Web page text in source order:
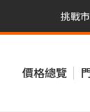
挑戰
挑戰
價格總覽